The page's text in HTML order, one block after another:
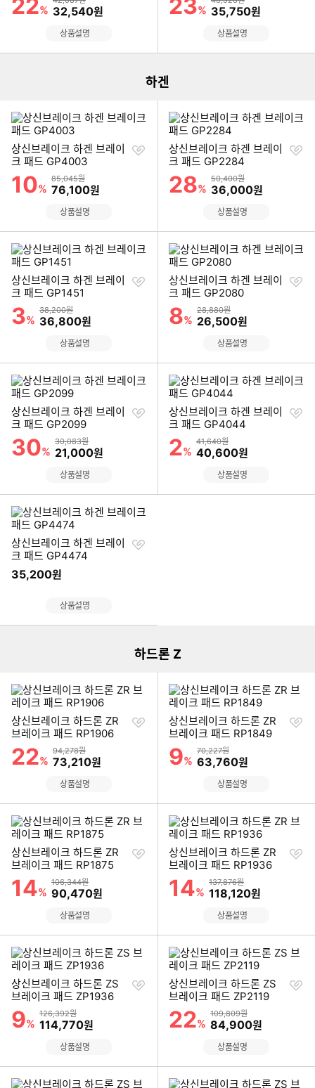
22% 할인금액
32,540원
상품설명
23% 할인금액
35,750원
상품설명
하겐
상신브레이크 하겐 브레이
크 패드 GP4003
할인률
10%
상품금액
85,045원
할인금액
76,100원
찜
상품설명
상신브레이크 하겐 브레이
크 패드 GP2284
할인률
28%
상품금액
50,400원
할인금액
36,000원
찜
상품설명
상신브레이크 하겐 브레이
크 패드 GP1451
할인률
3%
상품금액
38,200원
할인금액
36,800원
찜
상품설명
상신브레이크 하겐 브레이
크 패드 GP2080
할인률
8%
상품금액
28,880원
할인금액
26,500원
찜
상품설명
상신브레이크 하겐 브레이
크 패드 GP2099
할인률
30%
상품금액
30,083원
할인금액
21,000원
찜
상품설명
상신브레이크 하겐 브레이
크 패드 GP4044
할인률
2%
상품금액
41,640원
할인금액
40,600원
찜
상품설명
상신브레이크 하겐 브레이
크 패드 GP4474
35,200원
찜
상품설명
하드론 Z
상신브레이크 하드론 ZR
브레이크 패드 RP1906
할인률
22%
상품금액
94,278원
할인금액
73,210원
찜
상품설명
상신브레이크 하드론 ZR
브레이크 패드 RP1849
할인률
9%
상품금액
70,227원
할인금액
63,760원
찜
상품설명
상신브레이크 하드론 ZR
브레이크 패드 RP1875
할인률
14%
상품금액
106,344원
할인금액
90,470원
찜
상품설명
상신브레이크 하드론 ZR
브레이크 패드 RP1936
할인률
14%
상품금액
137,876원
할인금액
118,120원
찜
상품설명
상신브레이크 하드론 ZS
브레이크 패드 ZP1936
할인률
9%
상품금액
126,392원
할인금액
114,770원
찜
상품설명
상신브레이크 하드론 ZS
브레이크 패드 ZP2119
할인률
22%
상품금액
109,809원
할인금액
84,900원
찜
상품설명